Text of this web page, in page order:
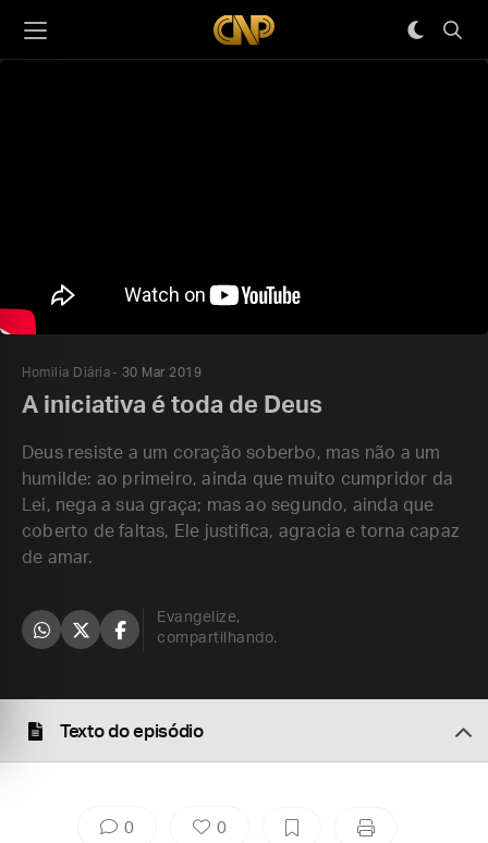
Homilia Diária 30 Mar 2019
A iniciativa é toda de Deus
Deus resiste a um coração soberbo, mas não a um
humilde: ao primeiro, ainda que muito cumpridor da
Lei, nega a sua graça; mas ao segundo, ainda que
coberto de faltas, Ele justifica, agracia e torna capaz
de amar.
Evangelize,
compartilhando.
Texto do episódio
0 0